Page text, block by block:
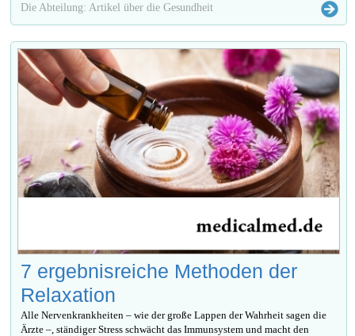
Die Abteilung: Artikel über die Gesundheit
7 ergebnisreiche Methoden der
Relaxation
Alle Nervenkrankheiten – wie der große Lappen der Wahrheit sagen die
Ärzte –, ständiger Stress schwächt das Immunsystem und macht den